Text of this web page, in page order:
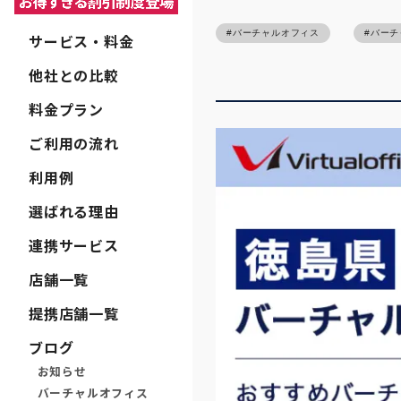
サービス・料金
他社との比較
料金プラン
ご利用の流れ
利用例
選ばれる理由
連携サービス
店舗一覧
提携店舗一覧
ブログ
お知らせ
バーチャルオフィス
バーチャルオフィス バー